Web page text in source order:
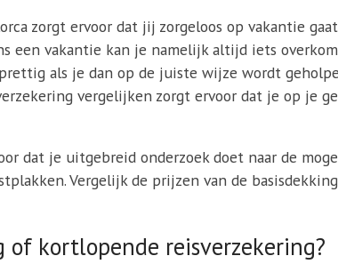
zorgt ervoor dat jij zorgeloos op vakantie
een vakantie kan je namelijk altijd iets
als je dan op de juiste wijze wordt
vergelijken zorgt ervoor dat je op je
dat je uitgebreid onderzoek doet naar de
Vergelijk de prijzen van de
of kortlopende reisverzekering?